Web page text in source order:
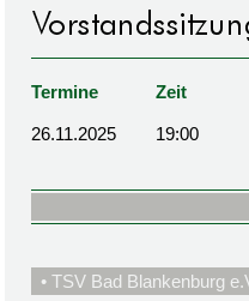
Termine Zeit
26.11.2025
19:00
• TSV Bad Blankenburg